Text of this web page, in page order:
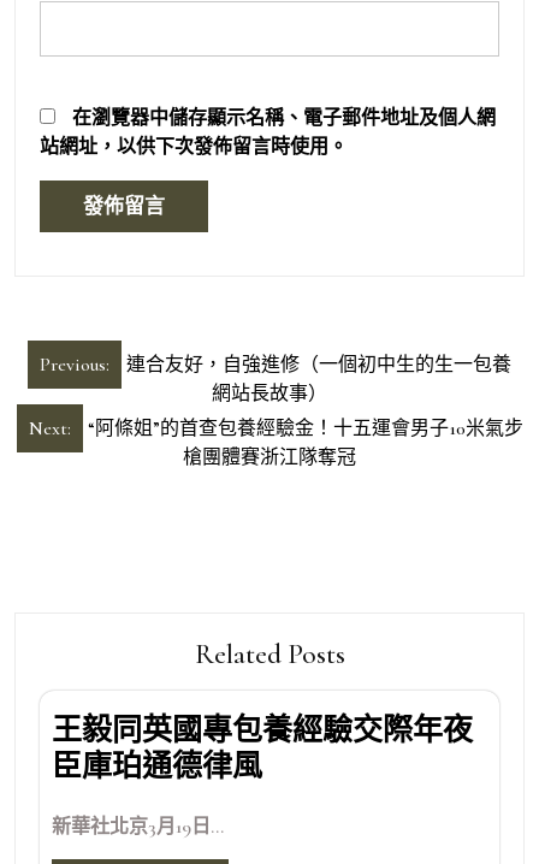
在瀏覽器中儲存顯示名稱、電子郵件地址及個人網
站網址，以供下次發佈留言時使用。
文
章
導
Previous:
連合友好，自強進修（一個初中生的生一包養
網站長故事）
Next:
“阿條姐”的首查包養經驗金！十五運會男子10米氣步
槍團體賽浙江隊奪冠
Related Posts
王毅同英國專包養經驗交際年夜
臣庫珀通德律風
新華社北京3月19日...